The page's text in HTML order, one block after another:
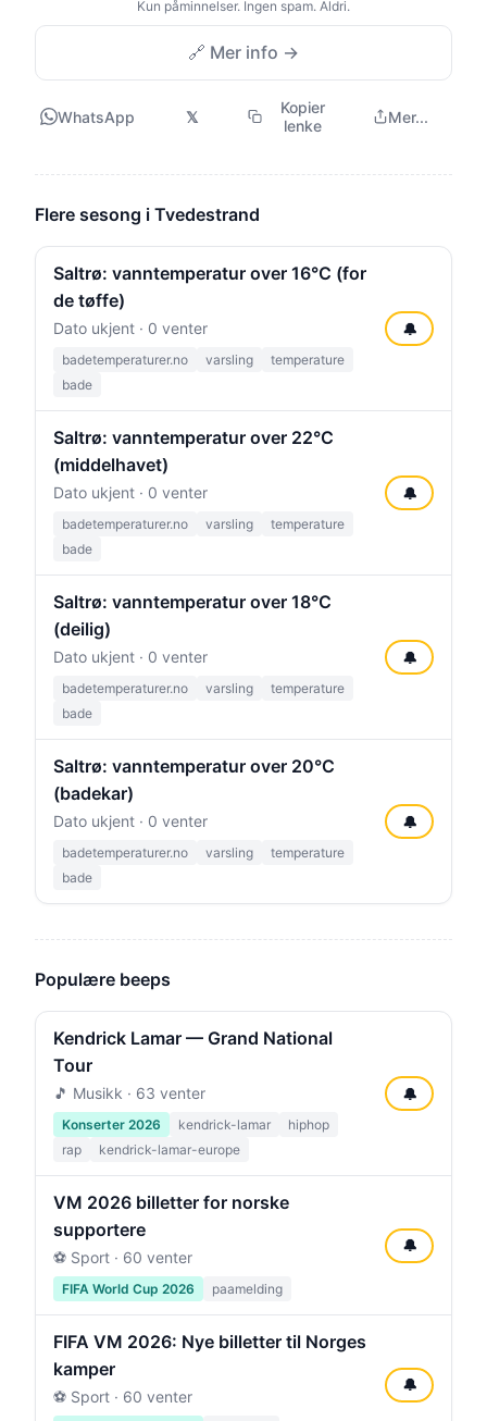
Kun påminnelser. Ingen spam. Aldri.
🔗 Mer info →
WhatsApp 𝕏
Kopier
lenke
Mer...
Flere sesong i Tvedestrand
Saltrø: vanntemperatur over 16°C (for
de tøffe)
Dato ukjent · 0 venter
badetemperaturer.no varsling
temperature
bade
🔔
Saltrø: vanntemperatur over 22°C
(middelhavet)
Dato ukjent · 0 venter
badetemperaturer.no varsling
temperature
bade
🔔
Saltrø: vanntemperatur over 18°C
(deilig)
Dato ukjent · 0 venter
badetemperaturer.no varsling
temperature
bade
🔔
Saltrø: vanntemperatur over 20°C
(badekar)
Dato ukjent · 0 venter
badetemperaturer.no varsling
temperature
bade
🔔
Populære beeps
Kendrick Lamar — Grand National
Tour
🎵 Musikk · 63 venter
Konserter 2026 kendrick-lamar
hiphop
rap
kendrick-lamar-europe
🔔
VM 2026 billetter for norske
supportere
⚽ Sport · 60 venter
FIFA World Cup 2026 paamelding
🔔
FIFA VM 2026: Nye billetter til Norges
kamper
⚽ Sport · 60 venter
🔔